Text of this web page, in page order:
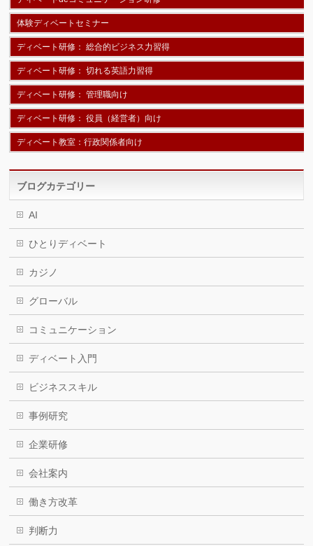
体験ディベートセミナー
ディベート研修： 総合的ビジネス力習得
ディベート研修： 切れる英語力習得
ディベート研修： 管理職向け
ディベート研修： 役員（経営者）向け
ディベート教室：行政関係者向け
ブログカテゴリー
AI
ひとりディベート
カジノ
グローバル
コミュニケーション
ディベート入門
ビジネススキル
事例研究
企業研修
会社案内
働き方改革
判断力